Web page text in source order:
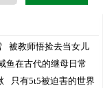
被教师悟捡去当女儿
鱼在古代的继母日常
只有5t5被迫害的世界